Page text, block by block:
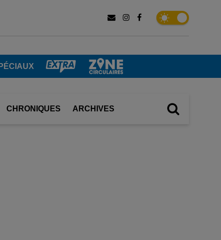
CHRONIQUES ARCHIVES